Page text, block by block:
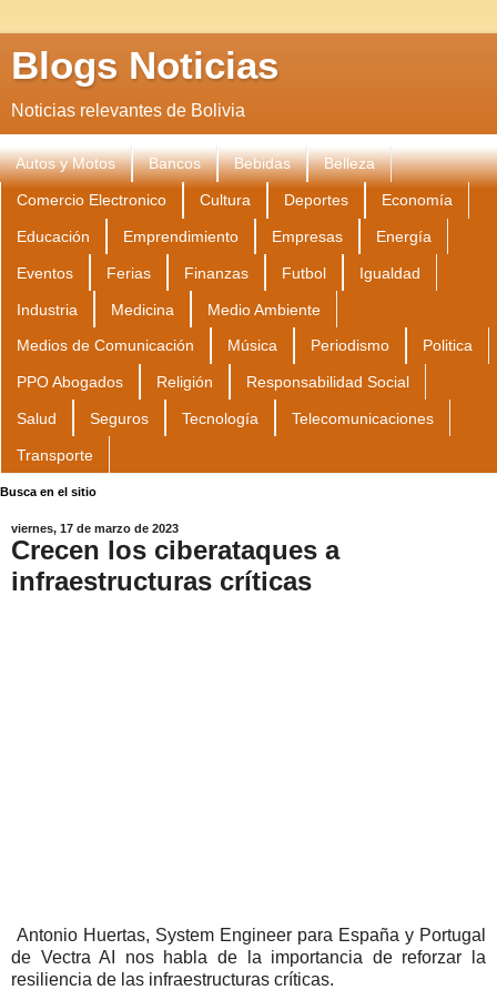
Blogs Noticias
Noticias relevantes de Bolivia
Autos y Motos Bancos Bebidas Belleza
Comercio Electronico Cultura Deportes Economía
Educación Emprendimiento Empresas Energía
Eventos Ferias Finanzas Futbol Igualdad
Industria Medicina Medio Ambiente
Medios de Comunicación Música Periodismo Politica
PPO Abogados Religión Responsabilidad Social
Salud Seguros Tecnología Telecomunicaciones
Transporte
Busca en el sitio
viernes, 17 de marzo de 2023
Crecen los ciberataques a
infraestructuras críticas
Antonio Huertas, System Engineer para España y Portugal
de Vectra AI nos habla de la importancia de reforzar la
resiliencia de las infraestructuras críticas.